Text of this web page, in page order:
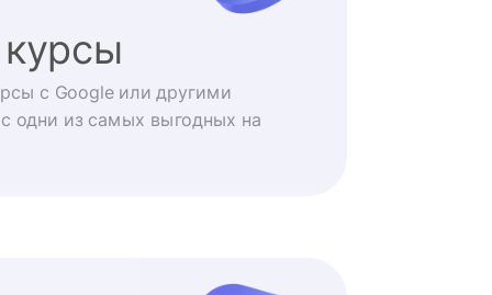
с Google или другими
одни из самых выгодных на